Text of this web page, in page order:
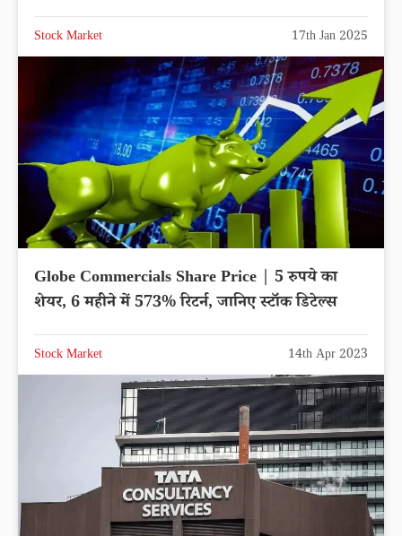
Stock Market 17th Jan 2025
Globe Commercials Share Price | 5 रुपये का
शेयर, 6 महीने में 573% रिटर्न, जानिए स्टॉक डिटेल्स
Stock Market 14th Apr 2023